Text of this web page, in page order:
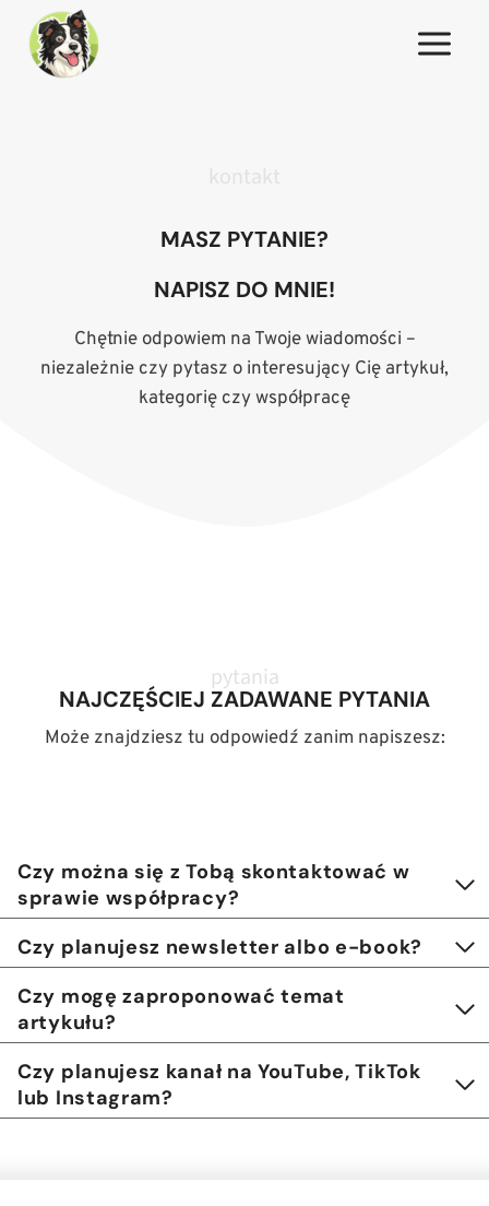
Przejdź
treści
MASZ PYTANIE?
NAPISZ DO MNIE!
Chętnie odpowiem na Twoje wiadomości –
niezależnie czy pytasz o interesujący Cię artykuł,
kategorię czy współpracę
pytania
NAJCZĘŚCIEJ ZADAWANE PYTANIA
Może znajdziesz tu odpowiedź zanim napiszesz:
Czy można się z Tobą skontaktować w
sprawie współpracy?
Czy planujesz newsletter albo e-book?
Czy mogę zaproponować temat
artykułu?
Czy planujesz kanał na YouTube, TikTok
lub Instagram?